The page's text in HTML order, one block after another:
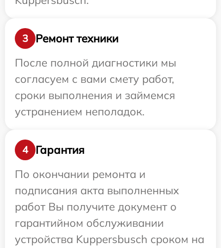
3
Ремонт техники
После полной диагностики мы
согласуем с вами смету работ,
сроки выполнения и займемся
устранением неполадок.
4
Гарантия
По окончании ремонта и
подписания акта выполненных
работ Вы получите документ о
гарантийном обслуживании
устройства Kuppersbusch сроком на